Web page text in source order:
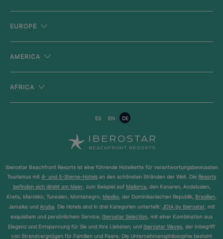
EUROPE
AMERICA
AFRICA
ES EN DE
Iberostar Beachfront Resorts ist eine führende Hotelkette für verantwortungsbewussten
Tourismus mit 4- und 5-Sterne-Hotels an den schönsten Stränden der Welt. Die Resorts
befinden sich direkt am Meer, zum Beispiel auf Mallorca, den Kanaren, Andalusien,
Kreta, Marokko, Tunesien, Montenegro, Mexiko, der Dominikanischen Republik, Brasilien,
Jamaika und Aruba. Die Hotels sind in drei Kategorien unterteilt: JOIA by Iberostar, mit
exquisitem und persönlichem Service; Iberostar Selection, mit einer Kombination aus
Eleganz und Entspannung für Sie und Ihre Liebsten; und Iberostar Waves, der Inbegriff
von Strandvergnügen für Familien und Paare. Die Unternehmensphilosophie besteht